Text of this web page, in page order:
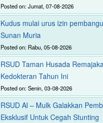
Posted on: Jumat, 07-08-2026
Kudus mulai urus izin
Sunan Muria
Posted on: Rabu, 05-08-2026
RSUD Taman Husada
Kedokteran Tahun Ini
Posted on: Senin, 03-08-2026
RSUD Al – Mulk Galakkan
Eksklusif Untuk Cegah Stunting